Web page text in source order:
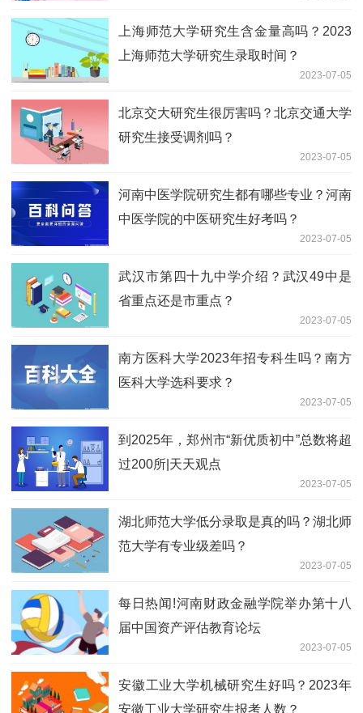
上海师范大学研究生含金量高吗？2023
上海师范大学研究生录取时间？
2023-07-05
北京交大研究生很厉害吗？北京交通大学
研究生接受调剂吗？
2023-07-05
河南中医学院研究生都有哪些专业？河南
中医学院的中医研究生好考吗？
2023-07-05
武汉市第四十九中学介绍？武汉49中是
省重点还是市重点？
2023-07-05
南方医科大学2023年招专科生吗？南方
医科大学选科要求？
2023-07-05
到2025年，郑州市“新优质初中”总数将超
过200所|天天观点
2023-07-05
湖北师范大学低分录取是真的吗？湖北师
范大学有专业级差吗？
2023-07-05
每日热闻!河南财政金融学院举办第十八
届中国资产评估教育论坛
2023-07-05
安徽工业大学机械研究生好吗？2023年
安徽工业大学研究生报考人数？